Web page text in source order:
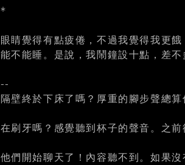
*
眼睛覺得有點疲倦，不過我覺得我更
能不能睡。是說，我鬧鐘設十點，差不
--
隔壁終於下床了嗎？厚重的腳步聲總
在刷牙嗎？感覺聽到杯子的聲音。之前
他們開始聊天了！內容聽不到。如果